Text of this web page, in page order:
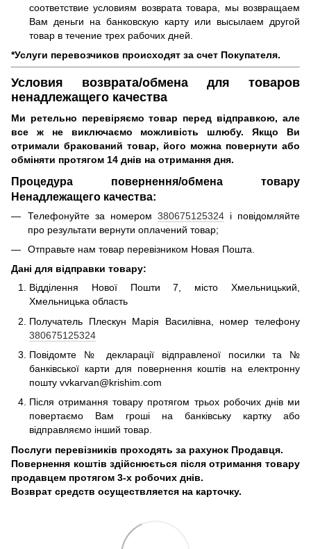
соответствие условиям возврата товара, мы возвращаем
Вам деньги на банковскую карту или высылаем другой
товар в течение трех рабочих дней.
*Услуги перевозчиков происходят за счет Покупателя.
Условия возврата/обмена для товаров
ненадлежащего качества
Ми ретельно перевіряємо товар перед відправкою, але
все ж не виключаємо можливість шлюбу.Якщо Ви
отримали бракований товар, його можна повернути або
обміняти протягом 14 днів на отримання дня.
Процедура повернення/обмена товару
Ненадлежащего качества:
Телефонуйте за номером 380675125324 і повідомляйте
про результати вернути оплачений товар;
Отправьте нам товар перевізником Новая Пошта.
Дані для відправки товару:
Відділення Нової Пошти 7, місто Хмельницький,
Хмельницька область
Получатель Плескун Марія Василівна, номер телефону
380675125324
Повідомте № декларації відправленої посилки та №
банківської карти для повернення коштів на електронну
пошту vvkarvan@krishim.com
Після отримання товару протягом трьох робочих днів ми
повертаємо Вам гроші на банківську картку або
відправляємо інший товар.
Послуги перевізників проходять за рахунок Продавця.
Повернення коштів здійснюється після отримання товару
продавцем протягом 3-х робочих днів.
Возврат средств осуществляется на карточку.